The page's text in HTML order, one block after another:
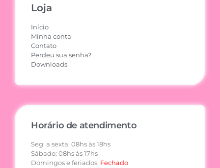
Loja
Início
Minha conta
Contato
Perdeu sua senha?
Downloads
Horário de atendimento
Seg. a sexta: 08hs às 18hs
Sábado: 08hs às 17hs
Domingos e feriados: Fechado